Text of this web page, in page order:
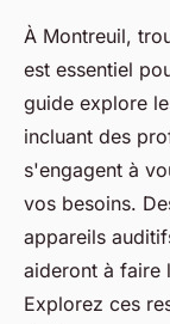
vos
mesure
fabienne•9 avril
À Montreuil,
est essentiel
guide explore
incluant des
s'engagent à
vos besoins.
appareils
aideront à faire
Explorez ces